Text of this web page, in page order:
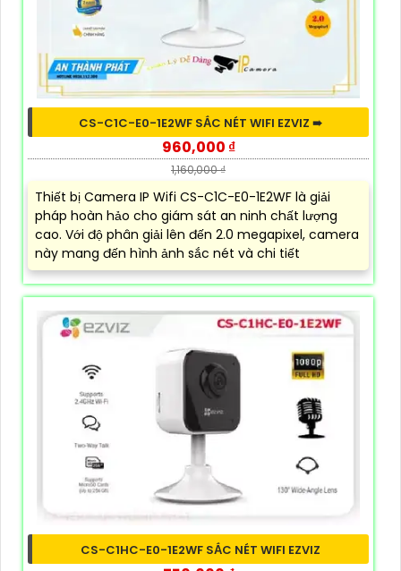
CS-C1C-E0-1E2WF SẮC NÉT WIFI EZVIZ ➠
960,000 ₫
1,160,000 ₫
Thiết bị Camera IP Wifi CS-C1C-E0-1E2WF là giải
pháp hoàn hảo cho giám sát an ninh chất lượng
cao. Với độ phân giải lên đến 2.0 megapixel, camera
này mang đến hình ảnh sắc nét và chi tiết
CS-C1HC-E0-1E2WF SẮC NÉT WIFI EZVIZ